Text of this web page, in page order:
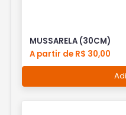
MUSSARELA (30CM)
A partir de R$ 30,00